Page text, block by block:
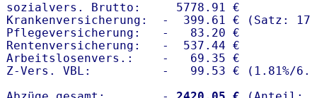
sozialvers. Brutto:     5778.91 €
Krankenversicherung:  -  399.61 € (Satz:
Pflegeversicherung:   -   83.20 €
Rentenversicherung:   -  537.44 €
Arbeitslosenvers.:    -   69.35 €
Z-Vers. VBL:          -   99.53 € ( 1.81%/